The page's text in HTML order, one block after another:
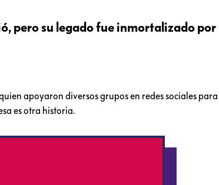
pero su legado fue inmortalizado por
apoyaron diversos grupos en redes sociales
es otra historia.